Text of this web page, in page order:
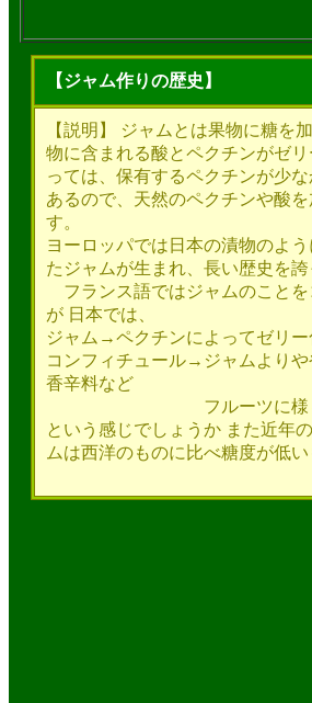
【ジャム作りの歴史】
【説明】 ジャムとは果物に糖を
物に含まれる酸とペクチンがゼ
っては、保有するペクチンが少
あるので、天然のペクチンや酸
す。
ヨーロッパでは日本の漬物のよ
たジャムが生まれ、長い歴史を誇
フランス語ではジャムのこと
が 日本では、
ジャム→ペクチンによってゼリー
コンフィチュール→ジャムより
香辛料など
フルーツに様々な要
という感じでしょうか また近年
ムは西洋のものに比べ糖度が低